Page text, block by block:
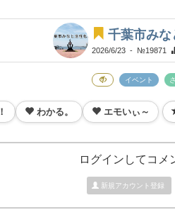
千葉市み
2026/6/23 - №19871
イベント
わかる。 エモいぃ～
ログインしてコメ
新規アカウント登録